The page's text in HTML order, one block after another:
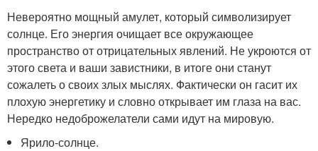
Невероятно мощный амулет, который символизирует
солнце. Его энергия очищает все окружающее
пространство от отрицательных явлений. Не укроются от
этого света и ваши завистники, в итоге они станут
сожалеть о своих злых мыслях. Фактически он гасит их
плохую энергетику и словно открывает им глаза на вас.
Нередко недоброжелатели сами идут на мировую.
Ярило-солнце.